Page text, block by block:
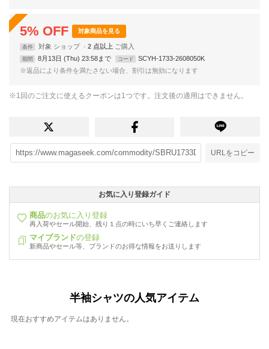
5% OFF 対象商品を見る
条件 対象 ショップ 2 点以上
期間 8月13日 (Thu) 23:58まで コード
SCYH-1733-2608050K
※返品により条件を満たさない場合、割引は無効になります
※1回のご注文に使えるクーポンは1つです。注文後の適用はできません。
URLをコピー
お気に入り登録ガイド
商品のお気に入り登録
再入荷やセール開始、残り１点の時にいち早くご連絡します
マイブランドの登録
新商品やセール等、ブランドのお得な情報をお送りします
半袖シャツの人気アイテム
現在おすすめアイテムはありません。